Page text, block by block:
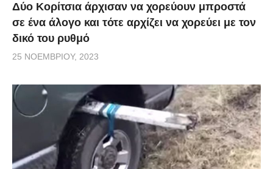
Δύο Κορίτσια άρχισαν να χορεύουν μπροστά
σε ένα άλογο και τότε αρχίζει να χορεύει με τον
δικό του ρυθμό
25 ΝΟΕΜΒΡΊΟΥ, 2023